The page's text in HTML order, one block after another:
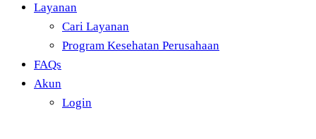
Layanan
Cari Layanan
Program Kesehatan Perusahaan
FAQs
Akun
Login